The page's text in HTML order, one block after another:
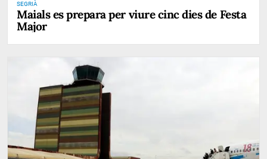
SEGRIÀ
Maials es prepara per viure cinc dies de Festa
Major